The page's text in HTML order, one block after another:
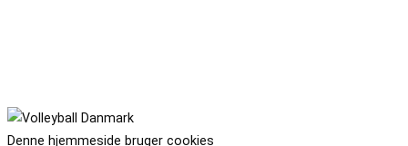
Denne hjemmeside bruger cookies